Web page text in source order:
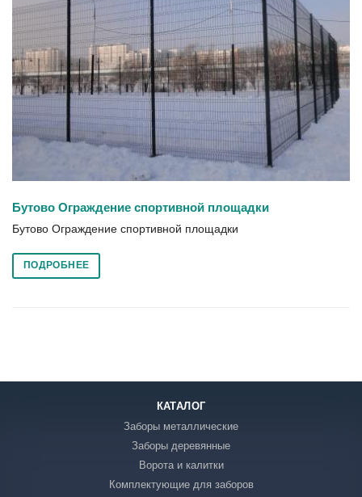
Бутово Ограждение спортивной площадки
Бутово Ограждение спортивной площадки
ПОДРОБНЕЕ
КАТАЛОГ
Заборы металлические
Заборы деревянные
Ворота и калитки
Комплектующие для заборов